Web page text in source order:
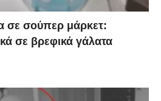
σε σούπερ μάρκετ:
σε βρεφικά γάλατα